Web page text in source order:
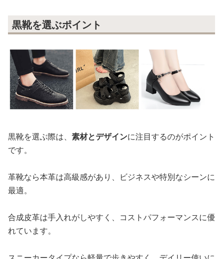
黒靴を選ぶポイント
黒靴を選ぶ際は、 素材とデザインに注目するのがポイント
です。
革靴なら本革は高級感があり、ビジネスや特別なシーンに
最適。
合成皮革は手入れがしやすく、コストパフォーマンスに優
れています。